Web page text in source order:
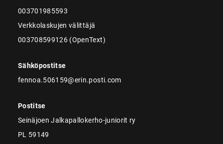
003701985593
Verkkolaskujen välittäjä
003708599126 (OpenText)
Sähköpostitse
fennoa.506159@erin.posti.com
Postitse
Seinäjoen Jalkapallokerho-juniorit ry
PL 59149